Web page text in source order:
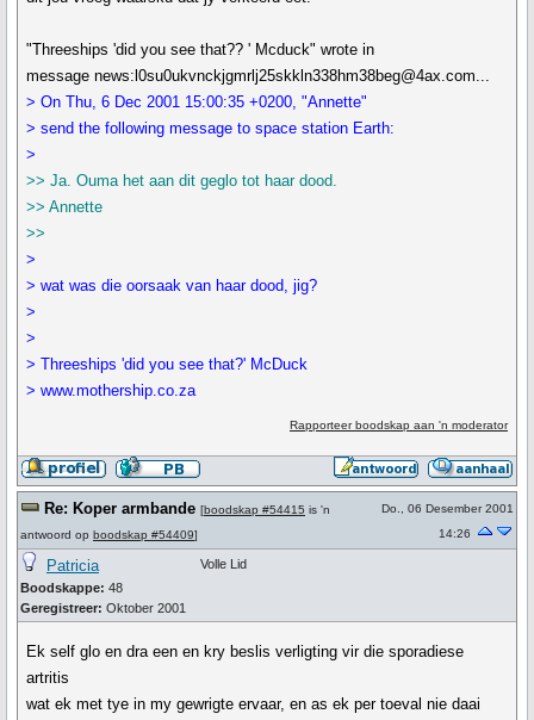
"Threeships 'did you see that?? ' Mcduck" wrote in
message news:l0su0ukvnckjgmrlj25skkln338hm38beg@4ax.com...
> On Thu, 6 Dec 2001 15:00:35 +0200, "Annette"
> send the following message to space station Earth:
>
>> Ja. Ouma het aan dit geglo tot haar dood.
>> Annette
>>
>
> wat was die oorsaak van haar dood, jig?
>
>
> Threeships 'did you see that?' McDuck
> www.mothership.co.za
Rapporteer boodskap aan 'n moderator
Re: Koper armbande [boodskap #54415 is 'n
antwoord op boodskap #54409]
Do., 06 Desember 2001
14:26
Patricia
Boodskappe: 48
Geregistreer: Oktober 2001
Volle Lid
Ek self glo en dra een en kry beslis verligting vir die sporadiese
artritis
wat ek met tye in my gewrigte ervaar, en as ek per toeval nie daai